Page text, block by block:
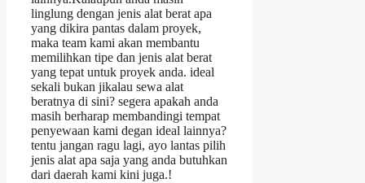
linglung dengan jenis alat berat apa
yang dikira pantas dalam proyek,
maka team kami akan membantu
memilihkan tipe dan jenis alat berat
yang tepat untuk proyek anda. ideal
sekali bukan jikalau sewa alat
beratnya di sini? segera apakah anda
masih berharap membandingi tempat
penyewaan kami degan ideal lainnya?
tentu jangan ragu lagi, ayo lantas pilih
jenis alat apa saja yang anda butuhkan
dari daerah kami kini juga.!